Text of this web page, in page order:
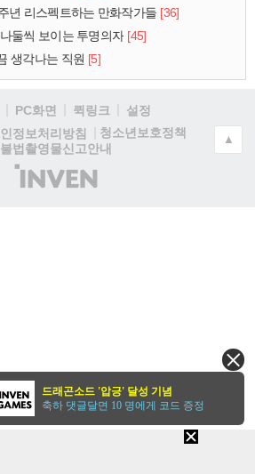
년 리스펙트하는 만화작가들 [36]
둘씩 보이는 투명의자 [45]
생각나는 직원 [5]
PC화면 퀵링크
설정
정보처리방침
청소년보호정책
불법촬영물신고안내
(주)
인
▲
드래곤소드 '압긍' 달성 기념
축하 댓글달면 10 명에게 코드 증정